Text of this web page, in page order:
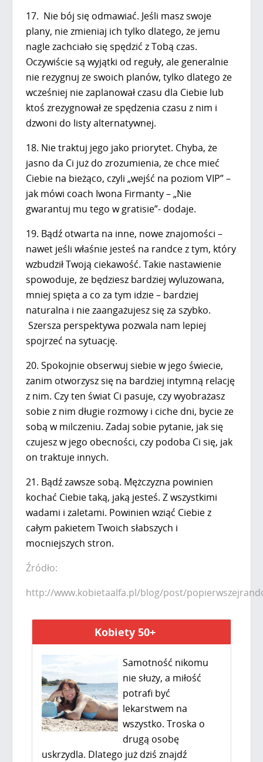
17. Nie bój się odmawiać. Jeśli masz swoje
plany, nie zmieniaj ich tylko dlatego, że jemu
nagle zachciało się spędzić z Tobą czas.
Oczywiście są wyjątki od reguły, ale generalnie
nie rezygnuj ze swoich planów, tylko dlatego że
wcześniej nie zaplanował czasu dla Ciebie lub
ktoś zrezygnował ze spędzenia czasu z nim i
dzwoni do listy alternatywnej.
18. Nie traktuj jego jako priorytet. Chyba, że
jasno da Ci już do zrozumienia, że chce mieć
Ciebie na bieżąco, czyli „wejść na poziom VIP” –
jak mówi coach Iwona Firmanty – „Nie
gwarantuj mu tego w gratisie”- dodaje.
19. Bądź otwarta na inne, nowe znajomości –
nawet jeśli właśnie jesteś na randce z tym, który
wzbudził Twoją ciekawość. Takie nastawienie
spowoduje, że będziesz bardziej wyluzowana,
mniej spięta a co za tym idzie – bardziej
naturalna i nie zaangażujesz się za szybko.
Szersza perspektywa pozwala nam lepiej
spojrzeć na sytuację.
20. Spokojnie obserwuj siebie w jego świecie,
zanim otworzysz się na bardziej intymną relację
z nim. Czy ten świat Ci pasuje, czy wyobrażasz
sobie z nim długie rozmowy i ciche dni, bycie ze
sobą w milczeniu. Zadaj sobie pytanie, jak się
czujesz w jego obecności, czy podoba Ci się, jak
on traktuje innych.
21. Bądź zawsze sobą. Mężczyzna powinien
kochać Ciebie taką, jaką jesteś. Z wszystkimi
wadami i zaletami. Powinien wziąć Ciebie z
całym pakietem Twoich słabszych i
mocniejszych stron.
Źródło:
http://www.kobietaalfa.pl/blog/post/
Kobiety 50+
Samotność nikomu
nie służy, a miłość
potrafi być
lekarstwem na
wszystko. Troska o
drugą osobę
uskrzydla. Dlatego już dziś znajdź